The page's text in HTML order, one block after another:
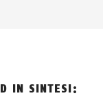
IN SINTESI: